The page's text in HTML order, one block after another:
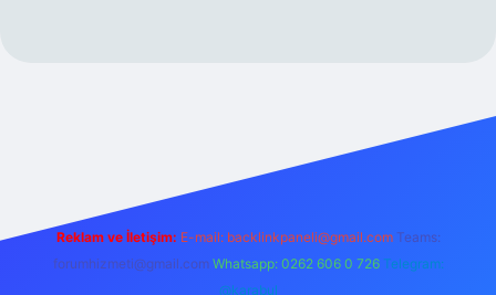
Reklam ve İletişim: E-mail: backlinkpaneli@gmail.com Teams:
forumhizmeti@gmail.com Whatsapp: 0262 606 0 726 Telegram:
@karabul